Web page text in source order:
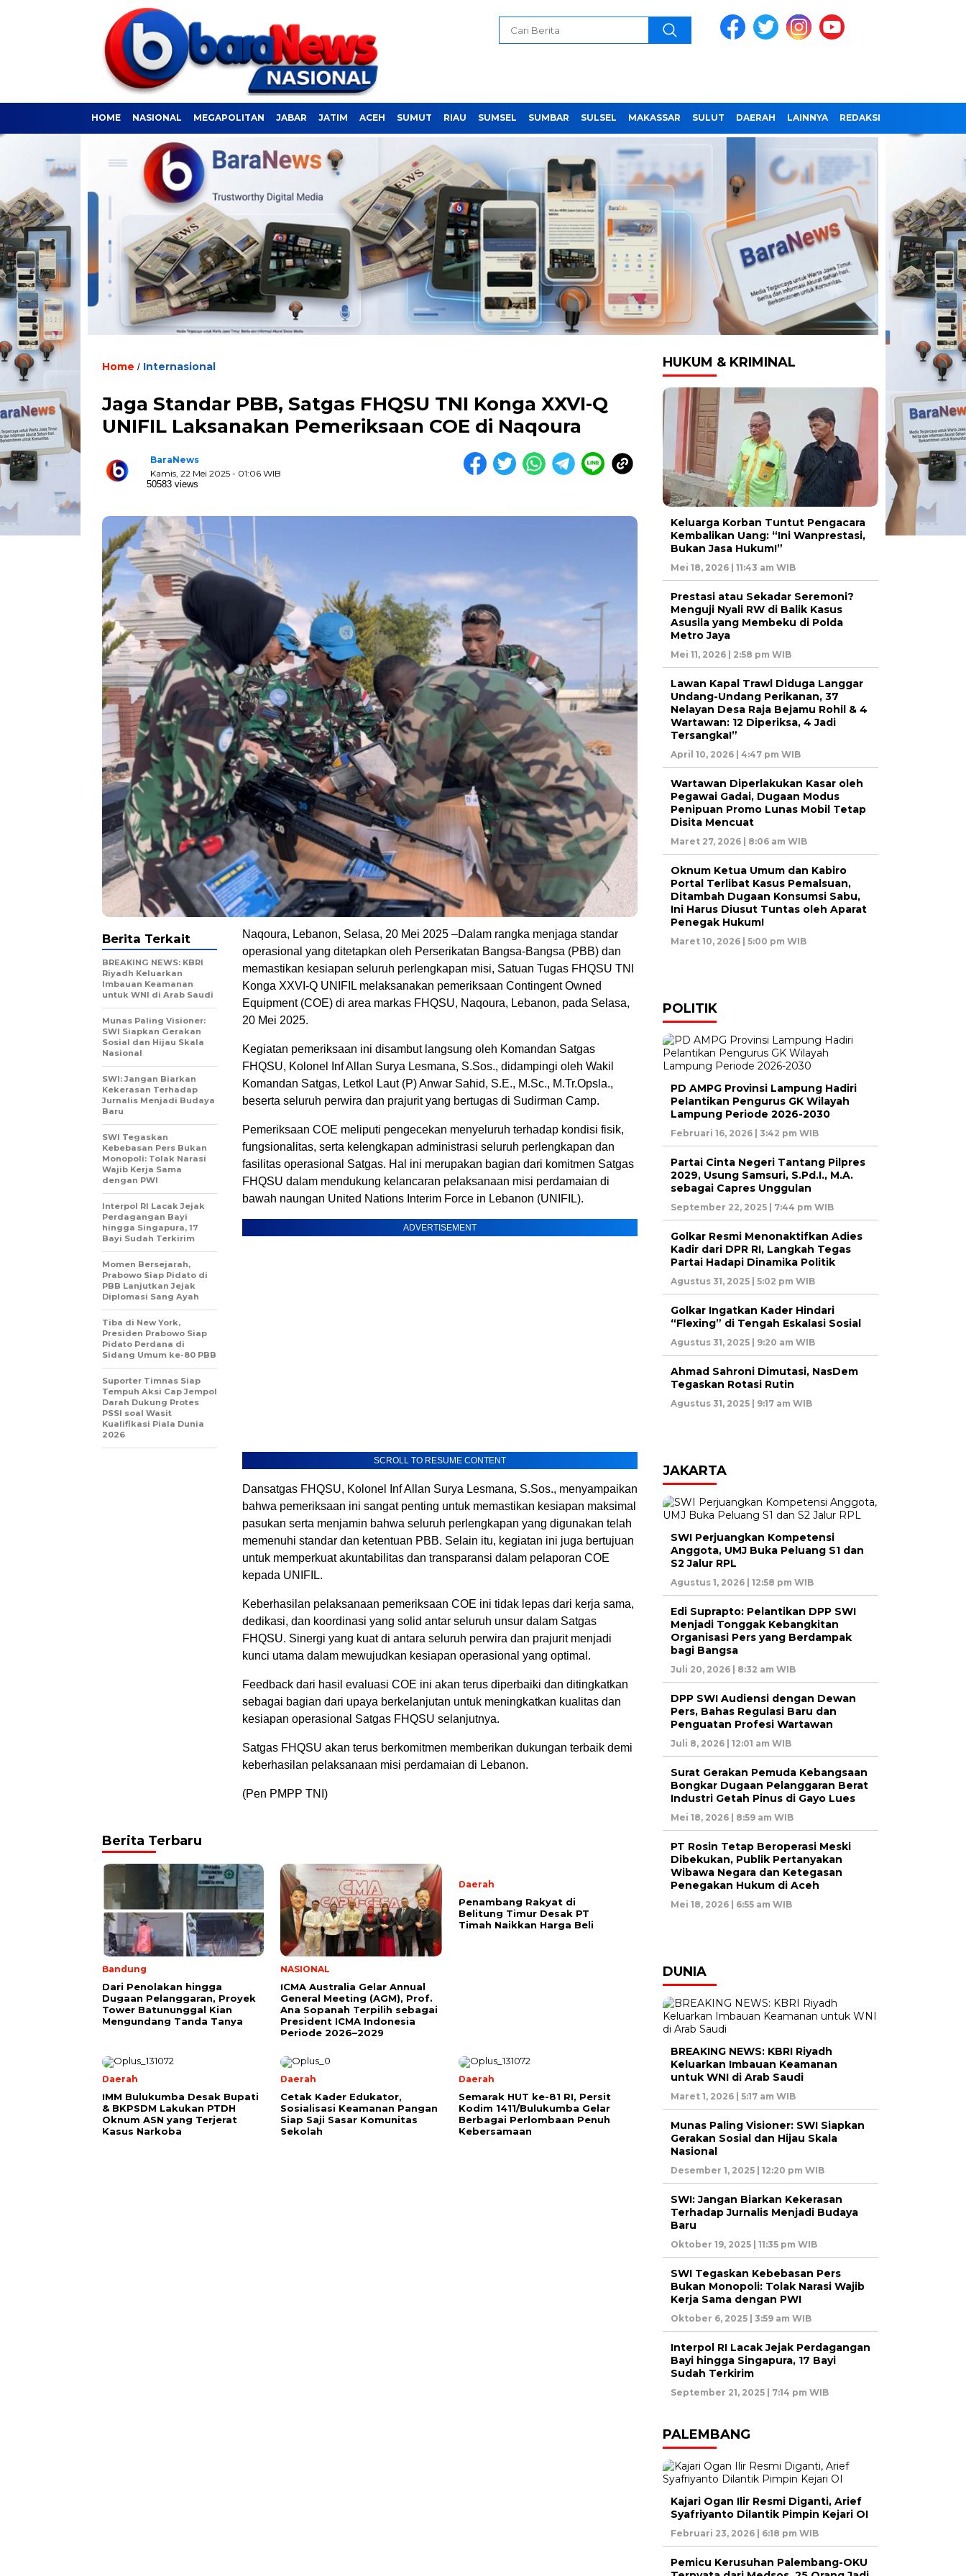
HOME NASIONAL MEGAPOLITAN JABAR JATIM ACEH SUMUT RIAU SUMSEL SUMBAR SULSEL MAKASSAR SULUT DAERAH LAINNYA REDAKSI
Home / Internasional
Jaga Standar PBB, Satgas FHQSU TNI Konga XXVI-Q
UNIFIL Laksanakan Pemeriksaan COE di Naqoura
BaraNews
Kamis, 22 Mei 2025 - 01:06 WIB
50583 views
Naqoura, Lebanon, Selasa, 20 Mei 2025 –Dalam rangka menjaga standar
operasional yang ditetapkan oleh Perserikatan Bangsa-Bangsa (PBB) dan
memastikan kesiapan seluruh perlengkapan misi, Satuan Tugas FHQSU TNI
Konga XXVI-Q UNIFIL melaksanakan pemeriksaan Contingent Owned
Equipment (COE) di area markas FHQSU, Naqoura, Lebanon, pada Selasa,
20 Mei 2025.
Kegiatan pemeriksaan ini disambut langsung oleh Komandan Satgas
FHQSU, Kolonel Inf Allan Surya Lesmana, S.Sos., didampingi oleh Wakil
Komandan Satgas, Letkol Laut (P) Anwar Sahid, S.E., M.Sc., M.Tr.Opsla.,
beserta seluruh perwira dan prajurit yang bertugas di Sudirman Camp.
Pemeriksaan COE meliputi pengecekan menyeluruh terhadap kondisi fisik,
fungsionalitas, serta kelengkapan administrasi seluruh perlengkapan dan
fasilitas operasional Satgas. Hal ini merupakan bagian dari komitmen Satgas
FHQSU dalam mendukung kelancaran pelaksanaan misi perdamaian di
bawah naungan United Nations Interim Force in Lebanon (UNIFIL).
ADVERTISEMENT
SCROLL TO RESUME CONTENT
Dansatgas FHQSU, Kolonel Inf Allan Surya Lesmana, S.Sos., menyampaikan
bahwa pemeriksaan ini sangat penting untuk memastikan kesiapan maksimal
pasukan serta menjamin bahwa seluruh perlengkapan yang digunakan telah
memenuhi standar dan ketentuan PBB. Selain itu, kegiatan ini juga bertujuan
untuk memperkuat akuntabilitas dan transparansi dalam pelaporan COE
kepada UNIFIL.
Keberhasilan pelaksanaan pemeriksaan COE ini tidak lepas dari kerja sama,
dedikasi, dan koordinasi yang solid antar seluruh unsur dalam Satgas
FHQSU. Sinergi yang kuat di antara seluruh perwira dan prajurit menjadi
kunci utama dalam mewujudkan kesiapan operasional yang optimal.
Feedback dari hasil evaluasi COE ini akan terus diperbaiki dan ditingkatkan
sebagai bagian dari upaya berkelanjutan untuk meningkatkan kualitas dan
kesiapan operasional Satgas FHQSU selanjutnya.
Satgas FHQSU akan terus berkomitmen memberikan dukungan terbaik demi
keberhasilan pelaksanaan misi perdamaian di Lebanon.
(Pen PMPP TNI)
Berita Terkait
BREAKING NEWS: KBRI
Riyadh Keluarkan
Imbauan Keamanan
untuk WNI di Arab Saudi
Munas Paling Visioner:
SWI Siapkan Gerakan
Sosial dan Hijau Skala
Nasional
SWI: Jangan Biarkan
Kekerasan Terhadap
Jurnalis Menjadi Budaya
Baru
SWI Tegaskan
Kebebasan Pers Bukan
Monopoli: Tolak Narasi
Wajib Kerja Sama
dengan PWI
Interpol RI Lacak Jejak
Perdagangan Bayi
hingga Singapura, 17
Bayi Sudah Terkirim
Momen Bersejarah,
Prabowo Siap Pidato di
PBB Lanjutkan Jejak
Diplomasi Sang Ayah
Tiba di New York,
Presiden Prabowo Siap
Pidato Perdana di
Sidang Umum ke-80 PBB
Suporter Timnas Siap
Tempuh Aksi Cap Jempol
Darah Dukung Protes
PSSI soal Wasit
Kualifikasi Piala Dunia
2026
Berita Terbaru
Bandung
Dari Penolakan hingga
Dugaan Pelanggaran, Proyek
Tower Batununggal Kian
Mengundang Tanda Tanya
NASIONAL
ICMA Australia Gelar Annual
General Meeting (AGM), Prof.
Ana Sopanah Terpilih sebagai
President ICMA Indonesia
Periode 2026–2029
Daerah
Penambang Rakyat di
Belitung Timur Desak PT
Timah Naikkan Harga Beli
Daerah
IMM Bulukumba Desak Bupati
& BKPSDM Lakukan PTDH
Oknum ASN yang Terjerat
Kasus Narkoba
Daerah
Cetak Kader Edukator,
Sosialisasi Keamanan Pangan
Siap Saji Sasar Komunitas
Sekolah
Daerah
Semarak HUT ke-81 RI, Persit
Kodim 1411/Bulukumba Gelar
Berbagai Perlombaan Penuh
Kebersamaan
HUKUM & KRIMINAL
Keluarga Korban Tuntut Pengacara
Kembalikan Uang: “Ini Wanprestasi,
Bukan Jasa Hukum!”
Mei 18, 2026 | 11:43 am WIB
Prestasi atau Sekadar Seremoni?
Menguji Nyali RW di Balik Kasus
Asusila yang Membeku di Polda
Metro Jaya
Mei 11, 2026 | 2:58 pm WIB
Lawan Kapal Trawl Diduga Langgar
Undang-Undang Perikanan, 37
Nelayan Desa Raja Bejamu Rohil & 4
Wartawan: 12 Diperiksa, 4 Jadi
Tersangka!”
April 10, 2026 | 4:47 pm WIB
Wartawan Diperlakukan Kasar oleh
Pegawai Gadai, Dugaan Modus
Penipuan Promo Lunas Mobil Tetap
Disita Mencuat
Maret 27, 2026 | 8:06 am WIB
Oknum Ketua Umum dan Kabiro
Portal Terlibat Kasus Pemalsuan,
Ditambah Dugaan Konsumsi Sabu,
Ini Harus Diusut Tuntas oleh Aparat
Penegak Hukum!
Maret 10, 2026 | 5:00 pm WIB
POLITIK
PD AMPG Provinsi Lampung Hadiri
Pelantikan Pengurus GK Wilayah
Lampung Periode 2026-2030
Februari 16, 2026 | 3:42 pm WIB
Partai Cinta Negeri Tantang Pilpres
2029, Usung Samsuri, S.Pd.I., M.A.
sebagai Capres Unggulan
September 22, 2025 | 7:44 pm WIB
Golkar Resmi Menonaktifkan Adies
Kadir dari DPR RI, Langkah Tegas
Partai Hadapi Dinamika Politik
Agustus 31, 2025 | 5:02 pm WIB
Golkar Ingatkan Kader Hindari
“Flexing” di Tengah Eskalasi Sosial
Agustus 31, 2025 | 9:20 am WIB
Ahmad Sahroni Dimutasi, NasDem
Tegaskan Rotasi Rutin
Agustus 31, 2025 | 9:17 am WIB
JAKARTA
SWI Perjuangkan Kompetensi
Anggota, UMJ Buka Peluang S1 dan
S2 Jalur RPL
Agustus 1, 2026 | 12:58 pm WIB
Edi Suprapto: Pelantikan DPP SWI
Menjadi Tonggak Kebangkitan
Organisasi Pers yang Berdampak
bagi Bangsa
Juli 20, 2026 | 8:32 am WIB
DPP SWI Audiensi dengan Dewan
Pers, Bahas Regulasi Baru dan
Penguatan Profesi Wartawan
Juli 8, 2026 | 12:01 am WIB
Surat Gerakan Pemuda Kebangsaan
Bongkar Dugaan Pelanggaran Berat
Industri Getah Pinus di Gayo Lues
Mei 18, 2026 | 8:59 am WIB
PT Rosin Tetap Beroperasi Meski
Dibekukan, Publik Pertanyakan
Wibawa Negara dan Ketegasan
Penegakan Hukum di Aceh
Mei 18, 2026 | 6:55 am WIB
DUNIA
BREAKING NEWS: KBRI Riyadh
Keluarkan Imbauan Keamanan
untuk WNI di Arab Saudi
Maret 1, 2026 | 5:17 am WIB
Munas Paling Visioner: SWI Siapkan
Gerakan Sosial dan Hijau Skala
Nasional
Desember 1, 2025 | 12:20 pm WIB
SWI: Jangan Biarkan Kekerasan
Terhadap Jurnalis Menjadi Budaya
Baru
Oktober 19, 2025 | 11:35 pm WIB
SWI Tegaskan Kebebasan Pers
Bukan Monopoli: Tolak Narasi Wajib
Kerja Sama dengan PWI
Oktober 6, 2025 | 3:59 am WIB
Interpol RI Lacak Jejak Perdagangan
Bayi hingga Singapura, 17 Bayi
Sudah Terkirim
September 21, 2025 | 7:14 pm WIB
PALEMBANG
Kajari Ogan Ilir Resmi Diganti, Arief
Syafriyanto Dilantik Pimpin Kejari OI
Februari 23, 2026 | 6:18 pm WIB
Pemicu Kerusuhan Palembang-OKU